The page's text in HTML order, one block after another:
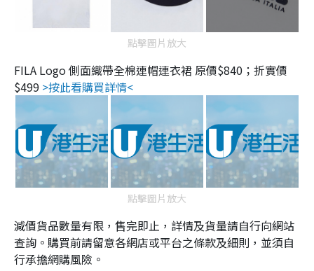
點擊圖片放大
FILA Logo 側面織帶全棉連帽連衣裙 原價$840；折實價
$499 >按此看購買詳情<
點擊圖片放大
減價貨品數量有限，售完即止，詳情及貨量請自行向網站
查詢。購買前請留意各網店或平台之條款及細則，並須自
行承擔網購風險。